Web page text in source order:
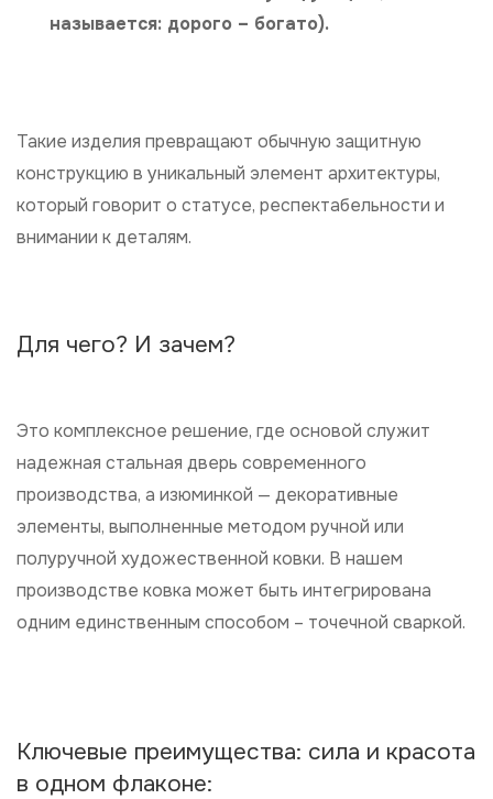
называется: дорого – богато).
Такие изделия превращают обычную защитную
конструкцию в уникальный элемент архитектуры,
который говорит о статусе, респектабельности и
внимании к деталям.
Для чего? И зачем?
Это комплексное решение, где основой служит
надежная стальная дверь современного
производства, а изюминкой — декоративные
элементы, выполненные методом ручной или
полуручной художественной ковки. В нашем
производстве ковка может быть интегрирована
одним единственным способом – точечной сваркой.
Ключевые преимущества: сила и красота
в одном флаконе: